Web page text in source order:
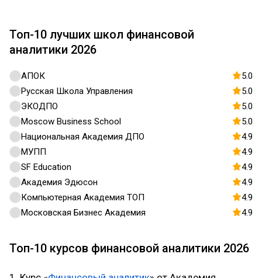
Топ-10 лучших школ финансовой
аналитики 2026
АПОК
5.0
Русская Школа Управления
5.0
ЭКОДПО
5.0
Moscow Business School
5.0
Национальная Академия ДПО
4.9
МУПП
4.9
SF Education
4.9
Академия Эдюсон
4.9
Компьютерная Академия ТОП
4.9
Московская Бизнес Академия
4.9
Топ-10 курсов финансовой аналитики 2026